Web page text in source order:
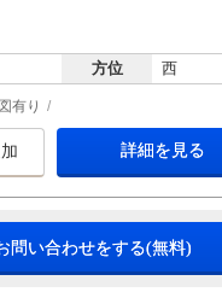
方位 西
有り
詳細を見る
問い合わせをする(無料)